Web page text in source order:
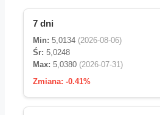
7 dni
Min: 5,0134 (2026-08-06)
Śr: 5,0248
Max: 5,0380 (2026-07-31)
Zmiana: -0.41%